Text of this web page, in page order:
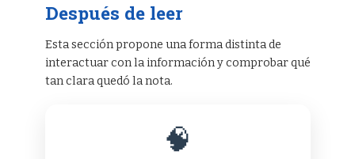
Después de leer
Esta sección propone una forma distinta de
interactuar con la información y comprobar qué
tan clara quedó la nota.
🧠